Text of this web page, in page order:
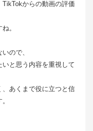
からの動画の評価
。
ので、
と思う内容を重視して
あくまで役に立つと信